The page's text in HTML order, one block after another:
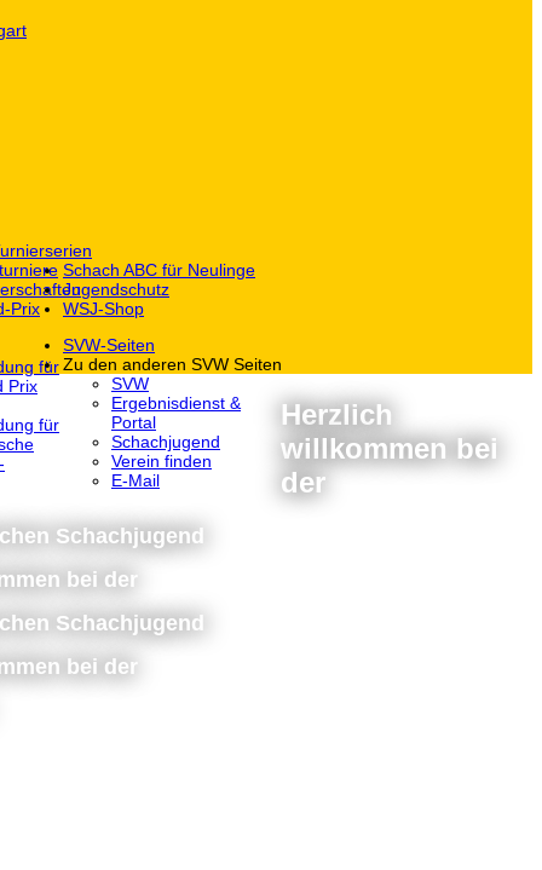
Prix
für
Prix
für
Schach ABC für Neulinge
Jugendschutz
WSJ-Shop
SVW-Seiten
Zu den anderen SVW Seiten
SVW
Ergebnisdienst &
Portal
Schachjugend
Verein finden
E-Mail
Herzlich
willkommen bei
der
Schachjugend
bei der
Schachjugend
bei der